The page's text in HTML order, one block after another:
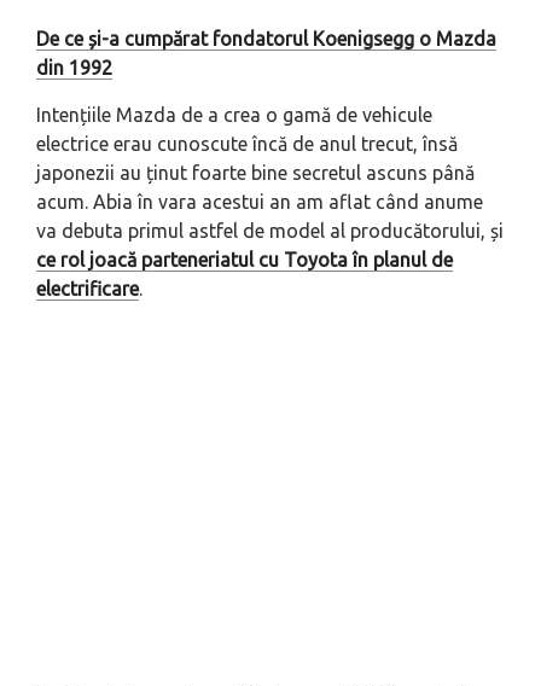
De ce și-a cumpărat fondatorul Koenigsegg o Mazda
din 1992
Intențiile Mazda de a crea o gamă de vehicule
electrice erau cunoscute încă de anul trecut, însă
japonezii au ținut foarte bine secretul ascuns până
acum. Abia în vara acestui an am aflat când anume
va debuta primul astfel de model al producătorului, și
ce rol joacă parteneriatul cu Toyota în planul de
electrificare.